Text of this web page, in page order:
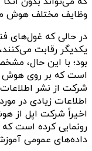
وظایف مختلف هوش
در حالی که غول‌های
یکدیگر رقابت
بود؛ با این حال،
است که بر روی هوش
شرکت از نشر
اطلاعات زیادی در
رونمایی کرده است که
داده‌های عمومی